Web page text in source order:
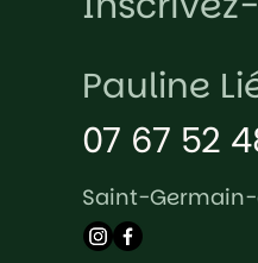
Pauline
07 67 52
Saint-Germain-